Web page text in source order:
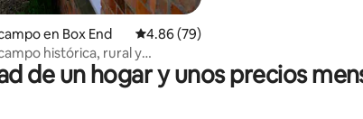
en Box End Calificación promedio: 4.86 de 5, 79
4.86 (79)
histórica, rural y
restaurada
de un hogar y unos precios